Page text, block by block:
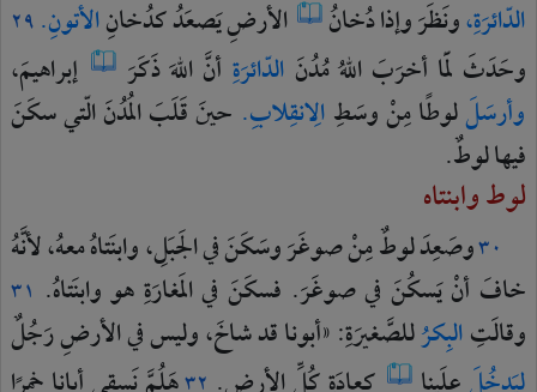
الدّائرَةِ،ونَظَرَوإذادُخانُ الأرضِيَصعَدُكدُخانِالأتونِ.٢٩
وحَدَثَ لَمّا أخرَبَاللهُمُدُنَ الدّائرَةِ أنَّاللهَذَكَرَ إبراهيمَ،
وأرسَلَلوطًامِنْوسَطِالِانقِلابِ. حينَقَلَبَالمُدُنَالّتيسكَنَ
فيهالوطٌ.
لوط وابنتاه
٣٠وصَعِدَلوطٌمِنْصوغَرَوسَكَنَفيالجَبَلِ،وابنَتاهُمعهُ،لأنَّهُ
خافَ أنْيَسكُنَفيصوغَرَ. فسكَنَفيالمَغارَةِهووابنَتاهُ. ٣١
وقالَتِالبِكرُللصَّغيرَةِ:«أبوناقدشاخَ،وليسفيالأرضِرَجُلٌ